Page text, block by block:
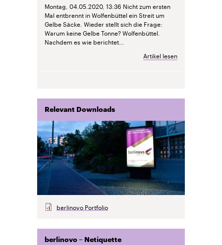
Montag, 04.05.2020, 13:36 Nicht zum ersten
Mal entbrennt in Wolfenbüttel ein Streit um
Gelbe Säcke. Wieder stellt sich die Frage:
Warum keine Gelbe Tonne?Wolfenbüttel.
Nachdem eswie berichtet…
Artikel lesen
Relevant Downloads
berlinovo Portfolio
berlinovo – Netiquette